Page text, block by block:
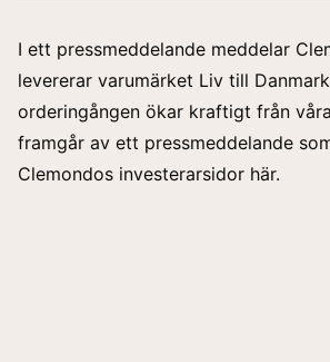
I ett pressmeddelande meddelar
levererar varumärket Liv till
orderingången ökar kraftigt från
framgår av ett pressmeddelande
Clemondos investerarsidor här.